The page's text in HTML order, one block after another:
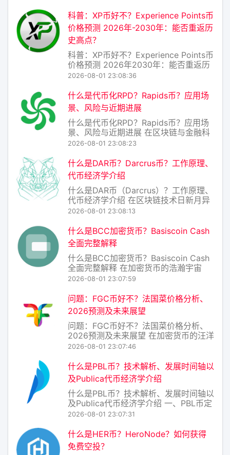
（简称808币）近期在部分社群中引发
讨论。它既没有比特币的“数字黄金”光
环，也缺乏以太坊的智能
科普：XP币好不？Experience Points币
价格预测 2026年-2030年：能否重返历
史高点？
科普：XP币好不？Experience Points币
价格预测 2026年2030年：能否重返历
史高点？ 一、XP币是什么？ XP币
加密货币，而是一个典型的“社区型”或
“游戏化”代币，常被用于某些区块
2026-08-01 23:08:36
什么是代币化RPD？Rapids币？应用场
景、风险与近期进展
什么是代币化RPD？Rapids币？应用场
景、风险与近期进展 在区块链与金融科
技的交汇处，“代币化”已成为高频词。而
项目——它并非简单的“加密货币”，而是
一种代币化的实物资产权益凭证，旨在
将传统流动性较差的资产（
2026-08-01 23:08:23
什么是DAR币？Darcrus币？工作原理、
代币经济学介绍
什么是DAR币（Darcrus）？工作原理、
代币经济学介绍 在区块链技术日新月异
的今天，各种去中心化应用（DApp）和
号：DAR，项目名：Darcrus）便是一个
专注于数据存储与账本互操作性的区块
链项目。它试图解决传统中心
2026-08-01 23:08:13
什么是BCC加密货币？Basiscoin Cash
全面完整解释
什么是BCC加密货币？Basiscoin Cash
全面完整解释 在加密货币的浩瀚宇宙
中，BCC（Basiscoin Cash）是一个相
并非比特币现金（Bitcoin Cash，同样
简称BCC）——那是另一个更知名的分
叉币。
2026-08-01 23:07:59
问题：FGC币好不？法国菜价格分析、
2026预测及未来展望
问题：FGC币好不？法国菜价格分析、
2026预测及未来展望 在加密货币的汪洋
大海中，FGC币（假设为某个以“法式美
被冠以“小众蓝筹”或“高风险meme币”的
标签。要回答“FGC币好不好”，不能简单
看K线，而应将其置于“
2026-08-01 23:07:46
什么是PBL币？技术解析、发展时间轴以
及Publica代币经济学介绍
什么是PBL币？技术解析、发展时间轴以
及Publica代币经济学介绍 一、PBL币定
义与技术解析 PBL币（Publica
项目发行的原生加密资产，运行于以太
坊兼容的ERC20标准之上（后续可
2026-08-01 23:07:31
什么是HER币？HeroNode？如何获得
免费空投？